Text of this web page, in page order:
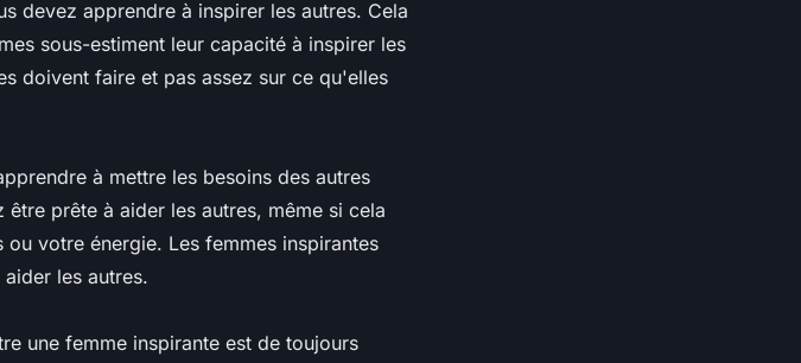
devez apprendre à inspirer les autres. Cela
sous-estiment leur capacité à inspirer les
doivent faire et pas assez sur ce qu'elles
à mettre les besoins des autres
prête à aider les autres, même si cela
votre énergie. Les femmes inspirantes
les autres.
une femme inspirante est de toujours